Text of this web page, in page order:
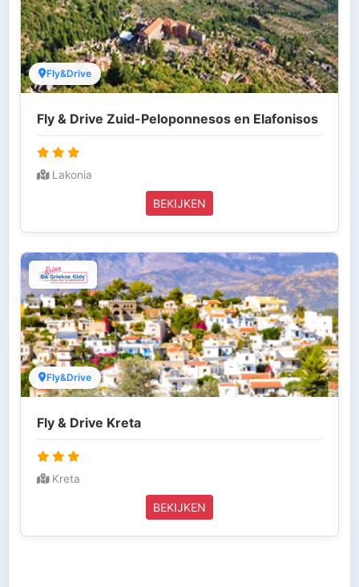
Fly&Drive
Fly & Drive Zuid-Peloponnesos en Elafonisos
Lakonia
BEKIJKEN
Fly&Drive
Fly & Drive Kreta
Kreta
BEKIJKEN